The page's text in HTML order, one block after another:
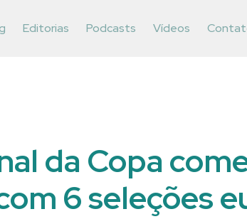
Editorias Podcasts Vídeos
da Copa
6 seleções